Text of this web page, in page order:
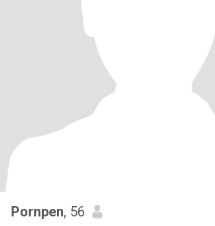
Pornpen, 56